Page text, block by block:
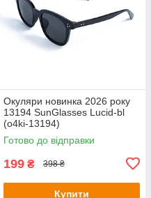
Окуляри новинка 2026 року
13194 SunGlasses Lucid-bl
(o4ki-13194)
Готово до відправки
199 ₴ 398 ₴
Купити